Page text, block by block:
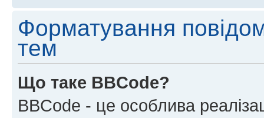
Форматування
тем
Що таке BBCode?
BBCode - це особлива